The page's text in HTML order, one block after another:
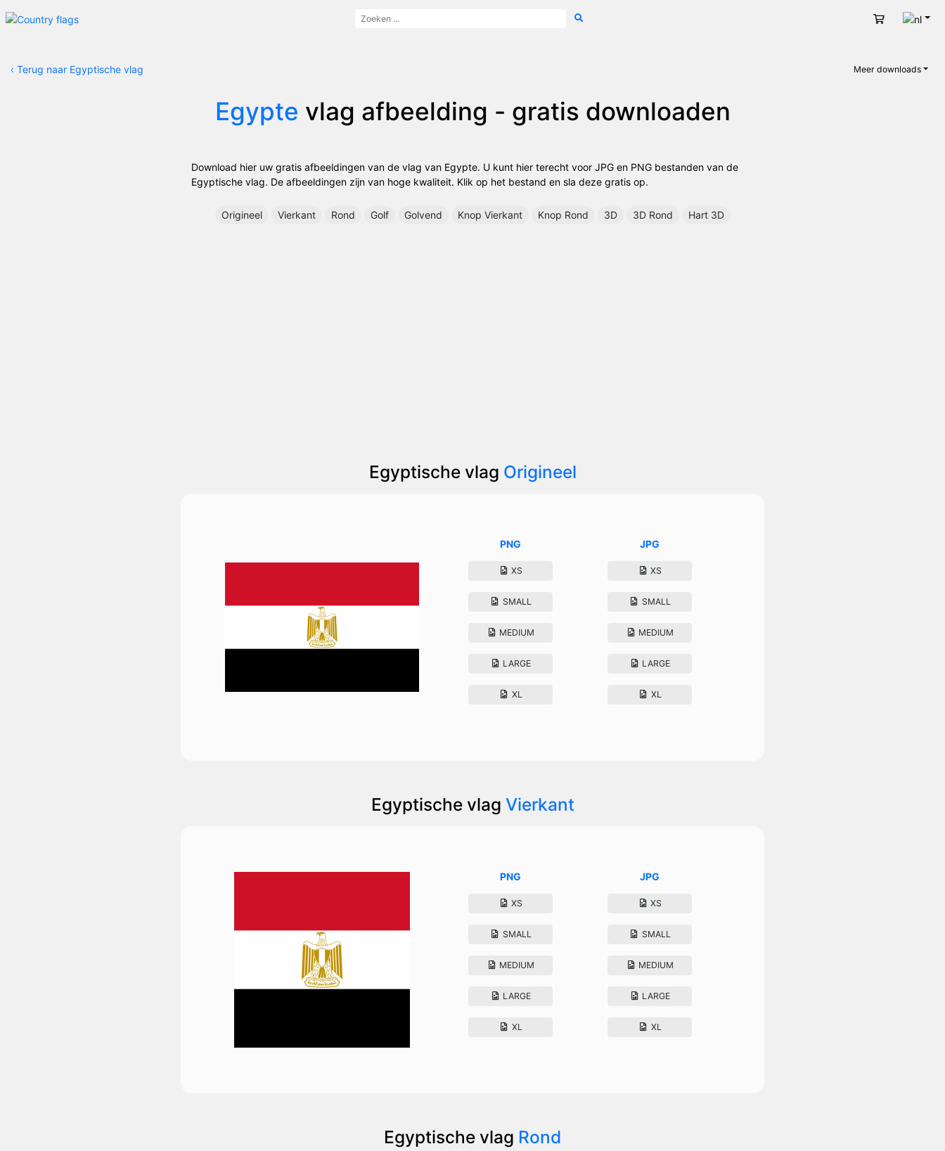
Winkelwagen
‹ Terug naar Egyptische vlag Meer downloads
Egypte vlag afbeelding - gratis downloaden
Download hier uw gratis afbeeldingen van de vlag van Egypte. U kunt hier terecht voor JPG en PNG bestanden van de
Egyptische vlag. De afbeeldingen zijn van hoge kwaliteit. Klik op het bestand en sla deze gratis op.
Origineel Vierkant Rond Golf Golvend Knop Vierkant Knop Rond 3D 3D Rond Hart 3D
Egyptische vlag Origineel
PNG
XS
SMALL
MEDIUM
LARGE
XL
JPG
XS
SMALL
MEDIUM
LARGE
XL
Egyptische vlag Vierkant
PNG
XS
SMALL
MEDIUM
LARGE
XL
JPG
XS
SMALL
MEDIUM
LARGE
XL
Egyptische vlag Rond